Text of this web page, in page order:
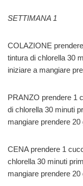
SETTIMANA 1
COLAZIONE
tintura di chlorella 30
iniziare a mangiare
PRANZO prendere 1
di chlorella 30 minuti
mangiare prendere
CENA prendere 1
chlorella 30 minuti
mangiare prendere